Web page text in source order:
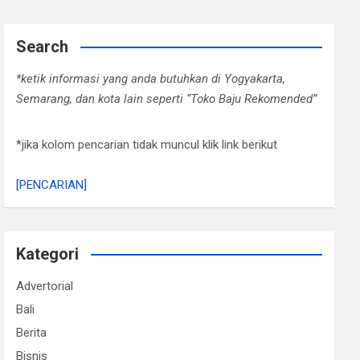
Search
*ketik informasi yang anda butuhkan di Yogyakarta,
Semarang, dan kota lain seperti “Toko Baju Rekomended”
*jika kolom pencarian tidak muncul klik link berikut
[PENCARIAN]
Kategori
Advertorial
Bali
Berita
Bisnis